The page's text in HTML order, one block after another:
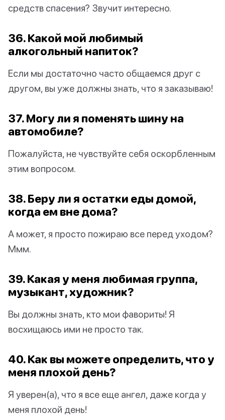
средств спасения? Звучит интересно.
36. Какой мой любимый
алкогольный напиток?
Если мы достаточно часто общаемся друг с
другом, вы уже должны знать, что я заказываю!
37. Могу ли я поменять шину на
автомобиле?
Пожалуйста, не чувствуйте себя оскорбленным
этим вопросом.
38. Беру ли я остатки еды домой,
когда ем вне дома?
А может, я просто пожираю все перед уходом?
Ммм.
39. Какая у меня любимая группа,
музыкант, художник?
Вы должны знать, кто мои фавориты! Я
восхищаюсь ими не просто так.
40. Как вы можете определить, что у
меня плохой день?
Я уверен(а), что я все еще ангел, даже когда у
меня плохой день!